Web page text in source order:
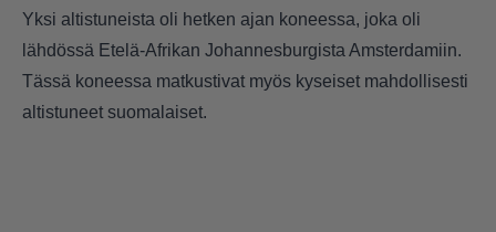
Yksi altistuneista oli hetken ajan koneessa, joka oli
lähdössä Etelä-Afrikan Johannesburgista Amsterdamiin.
Tässä koneessa matkustivat myös kyseiset mahdollisesti
altistuneet suomalaiset.